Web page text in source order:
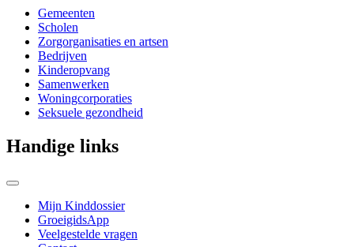
Gemeenten
Scholen
Zorgorganisaties en artsen
Bedrijven
Kinderopvang
Samenwerken
Woningcorporaties
Seksuele gezondheid
Handige links
Mijn Kinddossier
GroeigidsApp
Veelgestelde vragen